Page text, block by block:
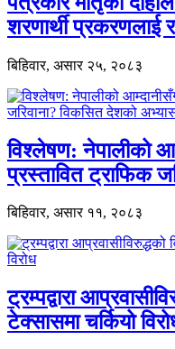
शरणार्थी प्रकरणलाई
बिहिवार, असार २५, २०८३
विश्लेषण: नेपालीको
प्रस्तावित ट्राफिक
बिहिवार, असार ११, २०८३
ट्रम्पद्वारा
टेक्सासमा चर्कियो